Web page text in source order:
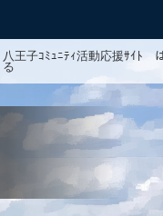
八王子ｺﾐｭﾆﾃｨ活動応援ｻｲﾄ
る